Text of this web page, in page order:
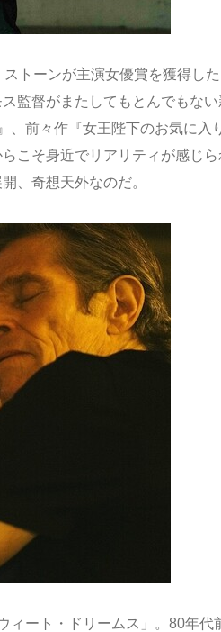
トーンが主演女優賞を獲得した
監督がまたしてもとんでもない
前々作『女王陛下のお気に入
こそ身近でリアリティが感じら
、奇想天外なのだ。
ィート・ドリームス」。80年代